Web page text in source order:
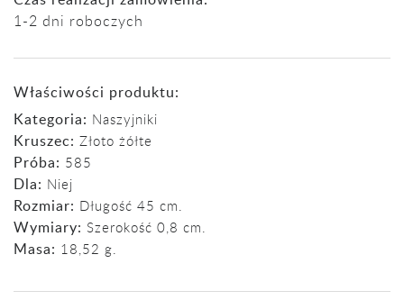
1-2 dni roboczych
Właściwości produktu:
Kategoria: Naszyjniki
Kruszec: Złoto żółte
Próba: 585
Dla: Niej
Rozmiar: Długość 45 cm.
Wymiary: Szerokość 0,8 cm.
Masa: 18,52 g.